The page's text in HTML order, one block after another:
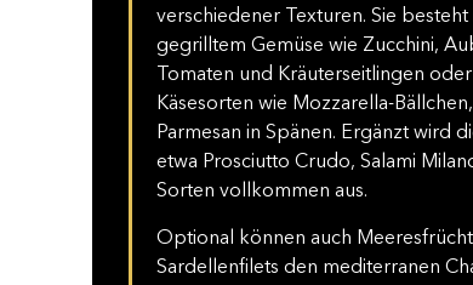
verschiedener Texturen. Sie
gegrilltem Gemüse wie Zucchini,
Tomaten und Kräuterseitlingen
Käsesorten wie Mozzarella-
Parmesan in Spänen. Ergänzt wird
etwa Prosciutto Crudo, Salami
Sorten vollkommen aus.
Optional können auch
Sardellenfilets den mediterranen